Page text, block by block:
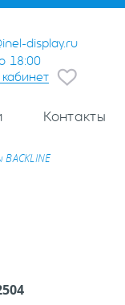
display.ru
18:00
Контакты